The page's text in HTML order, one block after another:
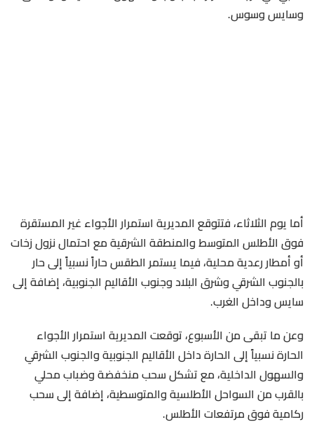
وسايس وسوس.
أما يوم الثلاثاء، فتتوقع المديرية استمرار الأجواء غير المستقرة
فوق الأطلس المتوسط والمنطقة الشرقية مع احتمال نزول زخات
أو أمطار رعدية محلية، فيما يستمر الطقس حاراً نسبياً إلى حار
بالجنوب الشرقي وشرق البلاد وجنوب الأقاليم الجنوبية، إضافة إلى
سايس وداخل الغرب.
وعن ما تبقى من الأسبوع، توقعت المديرية استمرار الأجواء
الحارة نسبياً إلى الحارة داخل الأقاليم الجنوبية والجنوب الشرقي
والسهول الداخلية، مع تشكل سحب منخفضة وضباب محلي
بالقرب من السواحل الأطلسية والمتوسطية، إضافة إلى سحب
ركامية فوق مرتفعات الأطلس.